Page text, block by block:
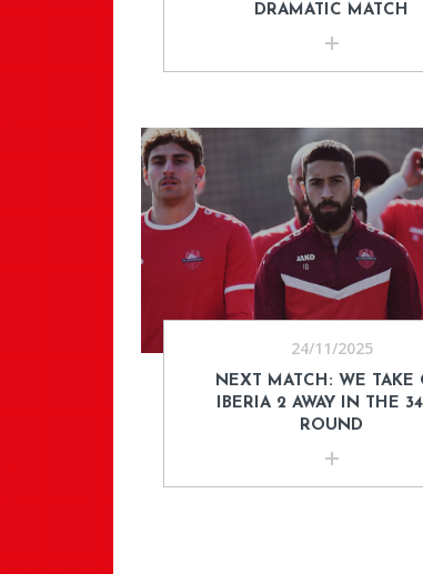
DRAMATIC MATCH
24/11/2025
NEXT MATCH: WE TAKE
IBERIA 2 AWAY IN THE
ROUND